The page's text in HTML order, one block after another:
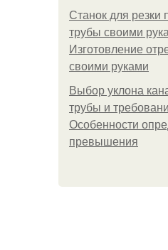
Станок для резки
трубы своими
Изготовление
своими руками
Выбор уклона
трубы и
Особенности
превышения